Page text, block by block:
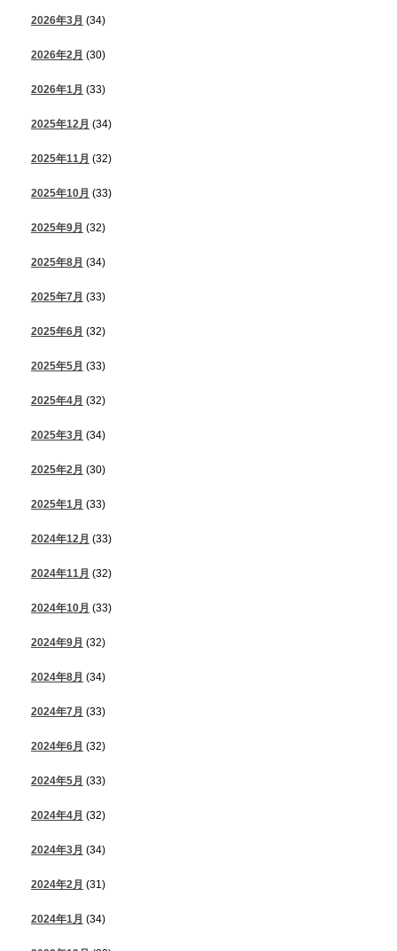
2026年3月 (34)
2026年2月 (30)
2026年1月 (33)
2025年12月 (34)
2025年11月 (32)
2025年10月 (33)
2025年9月 (32)
2025年8月 (34)
2025年7月 (33)
2025年6月 (32)
2025年5月 (33)
2025年4月 (32)
2025年3月 (34)
2025年2月 (30)
2025年1月 (33)
2024年12月 (33)
2024年11月 (32)
2024年10月 (33)
2024年9月 (32)
2024年8月 (34)
2024年7月 (33)
2024年6月 (32)
2024年5月 (33)
2024年4月 (32)
2024年3月 (34)
2024年2月 (31)
2024年1月 (34)